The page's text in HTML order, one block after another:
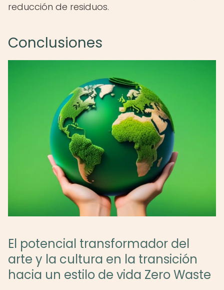
reducción de residuos.
Conclusiones
El potencial transformador del
arte y la cultura en la transición
hacia un estilo de vida Zero Waste